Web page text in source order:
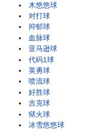
木悠悠球
对打球
抑郁球
血脉球
亚马逊球
代码1球
英勇球
喷流球
好胜球
吉克球
狱火球
冰雪悠悠球